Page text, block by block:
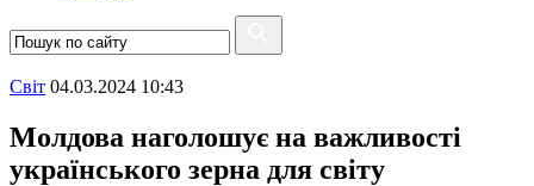
Свiт 04.03.2024 10:43
Молдова наголошує на важливості
українського зерна для світу